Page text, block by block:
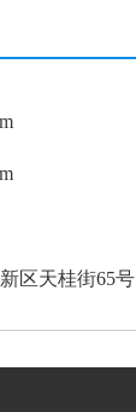
区天桂街65号